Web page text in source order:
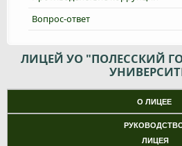
Вопрос-ответ
ЛИЦЕЙ УО "ПОЛЕССКИЙ
О ЛИЦЕЕ
ЛИЦЕЯ